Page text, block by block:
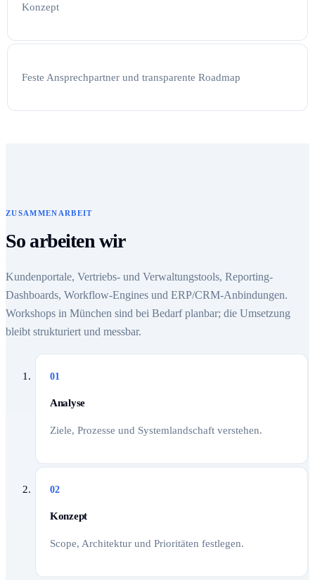
Konzept
Feste Ansprechpartner und transparente Roadmap
ZUSAMMENARBEIT
So arbeiten wir
Kundenportale, Vertriebs- und Verwaltungstools, Reporting-
Dashboards, Workflow-Engines und ERP/CRM-Anbindungen.
Workshops in München sind bei Bedarf planbar; die Umsetzung
bleibt strukturiert und messbar.
01
Analyse
Ziele, Prozesse und Systemlandschaft verstehen.
02
Konzept
Scope, Architektur und Prioritäten festlegen.